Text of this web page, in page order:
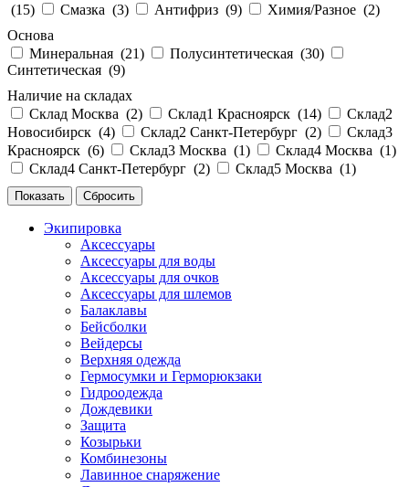
(15) Смазка (3) Антифриз (9) Химия/Разное (2)
Основа
Минеральная (21) Полусинтетическая (30)
Синтетическая (9)
Наличие на складах
Склад Москва (2) Склад1 Красноярск (14)
Склад2
Новосибирск (4) Склад2 Санкт-Петербург (2)
Склад3
Красноярск (6) Склад3 Москва (1) Склад4 Москва (1)
Склад4 Санкт-Петербург (2) Склад5 Москва (1)
Экипировка
Аксессуары
Аксессуары для воды
Аксессуары для очков
Аксессуары для шлемов
Балаклавы
Бейсболки
Вейдерсы
Верхняя одежда
Гермосумки и Герморюкзаки
Гидроодежда
Дождевики
Защита
Козырьки
Комбинезоны
Лавинное снаряжение